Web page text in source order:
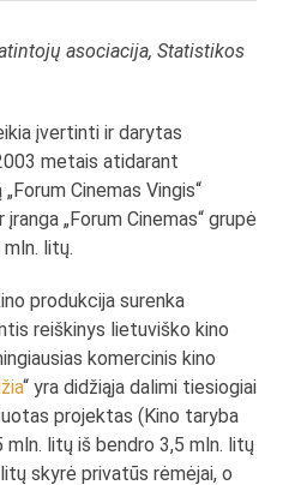
asociacija, Statistikos
įvertinti ir darytas
metais atidarant
Cinemas Vingis“
„Forum Cinemas“ grupė
litų.
produkcija surenka
reiškinys lietuviško kino
komercinis kino
“ yra didžiąja dalimi tiesiogiai
projektas (Kino taryba
litų iš bendro 3,5 mln. litų
skyrė privatūs rėmėjai, o